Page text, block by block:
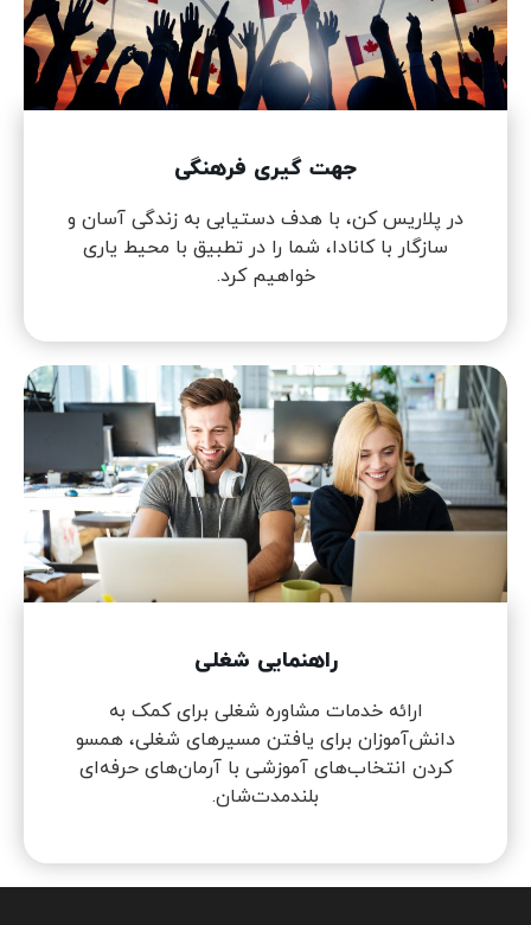
جهت گیری فرهنگی
در پلاریس کن، با هدف دستیابی به زندگی آسان و
سازگار با کانادا، شما را در تطبیق با محیط یاری
خواهیم کرد.
راهنمایی شغلی
ارائه خدمات مشاوره شغلی برای کمک به
دانش‌آموزان برای یافتن مسیرهای شغلی، همسو
کردن انتخاب‌های آموزشی با آرمان‌های حرفه‌ای
بلندمدت‌شان.